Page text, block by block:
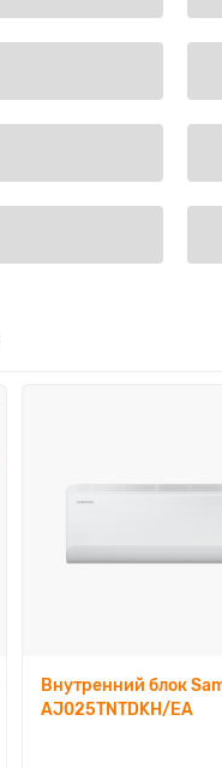
Внутренний блок
AJ025TNTDKH/EA